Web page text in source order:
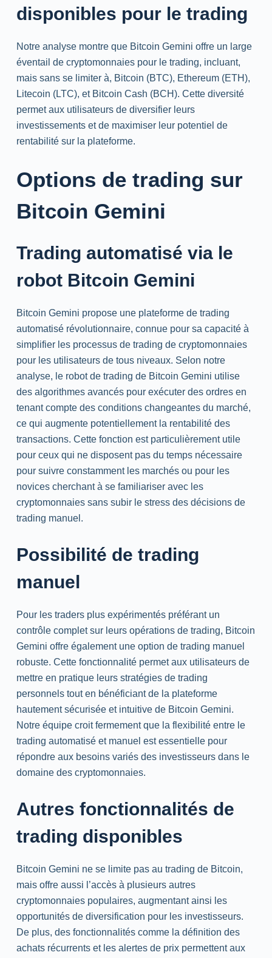
disponibles pour le trading
Notre analyse montre que Bitcoin Gemini offre un large
éventail de cryptomonnaies pour le trading, incluant,
mais sans se limiter à, Bitcoin (BTC), Ethereum (ETH),
Litecoin (LTC), et Bitcoin Cash (BCH). Cette diversité
permet aux utilisateurs de diversifier leurs
investissements et de maximiser leur potentiel de
rentabilité sur la plateforme.
Options de trading sur
Bitcoin Gemini
Trading automatisé via le
robot Bitcoin Gemini
Bitcoin Gemini propose une plateforme de trading
automatisé révolutionnaire, connue pour sa capacité à
simplifier les processus de trading de cryptomonnaies
pour les utilisateurs de tous niveaux. Selon notre
analyse, le robot de trading de Bitcoin Gemini utilise
des algorithmes avancés pour exécuter des ordres en
tenant compte des conditions changeantes du marché,
ce qui augmente potentiellement la rentabilité des
transactions. Cette fonction est particulièrement utile
pour ceux qui ne disposent pas du temps nécessaire
pour suivre constamment les marchés ou pour les
novices cherchant à se familiariser avec les
cryptomonnaies sans subir le stress des décisions de
trading manuel.
Possibilité de trading
manuel
Pour les traders plus expérimentés préférant un
contrôle complet sur leurs opérations de trading, Bitcoin
Gemini offre également une option de trading manuel
robuste. Cette fonctionnalité permet aux utilisateurs de
mettre en pratique leurs stratégies de trading
personnels tout en bénéficiant de la plateforme
hautement sécurisée et intuitive de Bitcoin Gemini.
Notre équipe croit fermement que la flexibilité entre le
trading automatisé et manuel est essentielle pour
répondre aux besoins variés des investisseurs dans le
domaine des cryptomonnaies.
Autres fonctionnalités de
trading disponibles
Bitcoin Gemini ne se limite pas au trading de Bitcoin,
mais offre aussi l’accès à plusieurs autres
cryptomonnaies populaires, augmentant ainsi les
opportunités de diversification pour les investisseurs.
De plus, des fonctionnalités comme la définition des
achats récurrents et les alertes de prix permettent aux